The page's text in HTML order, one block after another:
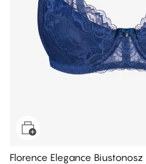
Florence Elegance